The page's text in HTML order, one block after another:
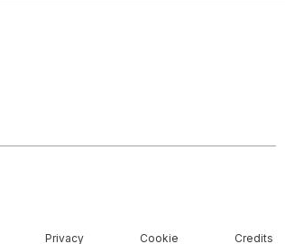
Privacy Cookie Credits